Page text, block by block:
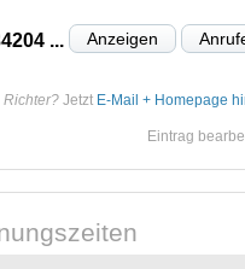
... Anzeigen
Richter? Jetzt E-Mail + Homepage
Eintrag